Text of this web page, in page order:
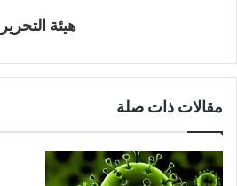
هيئة التحرير
مقالات ذات صلة